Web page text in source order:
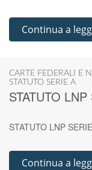
Continua a
CARTE FEDERALI E
STATUTO SERIE A
STATUTO
STATUTO LNP
Continua a